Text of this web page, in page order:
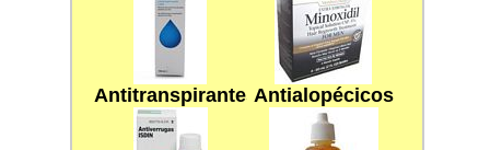
AntitranspirantesAntialopécicos